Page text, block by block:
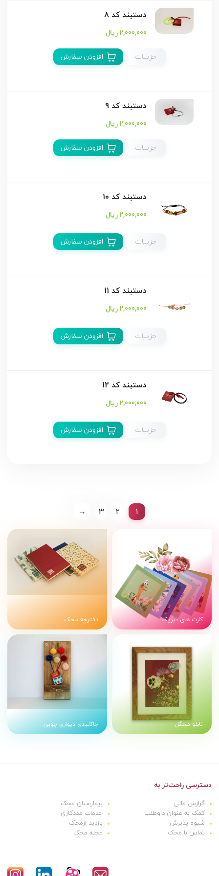
دستبند كد 8
2,000,000 ریال
جزییات
افزودن سفارش
دستبند كد 9
2,000,000 ریال
جزییات
افزودن سفارش
دستبند كد 10
2,000,000 ریال
جزییات افزودن سفارش
دستبند كد 11
2,000,000 ریال
جزییات افزودن سفارش
دستبند كد 12
2,000,000 ریال
جزییات افزودن سفارش
1
2
3
→
کارت های تبریک دفترچه محک
تابلو مَحگل جاکلیدی دیواری چوبی
دسترسی راحت‌تر به
گزارش مالی
بیمارستان محک
کمک به عنوان داوطلب
خدمات مددکاری
شیوه پذیرش
بازدید ازمحک
تماس با محک
مجله محک